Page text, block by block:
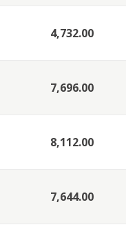
4,732.00
7,696.00
8,112.00
7,644.00